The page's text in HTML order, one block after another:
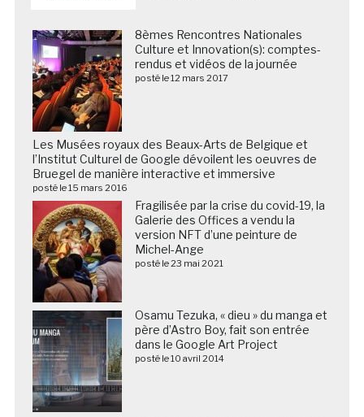
8èmes Rencontres Nationales
Culture et Innovation(s): comptes-
rendus et vidéos de la journée
posté le 12 mars 2017
Les Musées royaux des Beaux-Arts de Belgique et
l’Institut Culturel de Google dévoilent les oeuvres de
Bruegel de manière interactive et immersive
posté le 15 mars 2016
Fragilisée par la crise du covid-19, la
Galerie des Offices a vendu la
version NFT d’une peinture de
Michel-Ange
posté le 23 mai 2021
Osamu Tezuka, « dieu » du manga et
père d’Astro Boy, fait son entrée
dans le Google Art Project
posté le 10 avril 2014